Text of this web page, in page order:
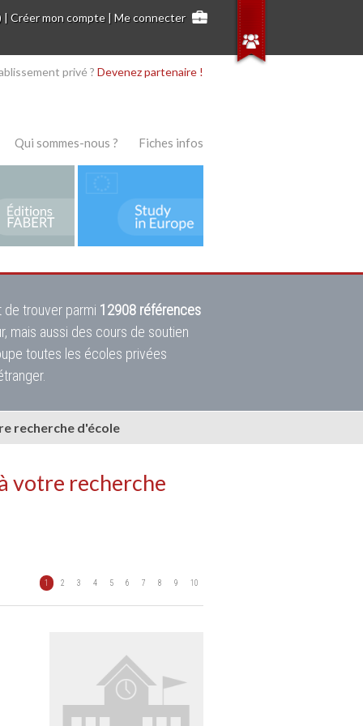
|Créer mon compte |Me connecter
privé ? Devenez partenaire !
Qui sommes-nous ? Fiches infos
trouver parmi 12908 références
mais aussi des cours de soutien
toutes les écoles privées
recherche d'école
votre recherche
1 2 3 4 5 6 7 8 9 10